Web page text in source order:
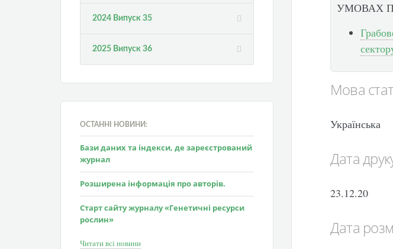
2024 Випуск 35
2025 Випуск 36
ОСТАННІ НОВИНИ:
Бази даних та індекси, де зареєстрований
журнал
Розширена інформація про авторів.
Старт сайту журналу «Генетичні ресурси
рослин»
Читати всі новини
УМОВАХ
Мова
Українська
Дата
23.12.20
Дата